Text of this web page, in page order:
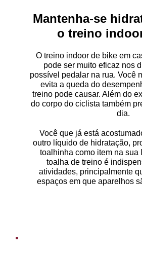
Mantenha-se
o treino
O treino indoor de bike em
pode ser muito eficaz nos
possível pedalar na rua. Você
evita a queda do
treino pode causar. Além do
do corpo do ciclista também
dia.
Você que já está
outro líquido de hidratação,
toalhinha como item na sua
toalha de treino é
atividades, principalmente
espaços em que aparelhos